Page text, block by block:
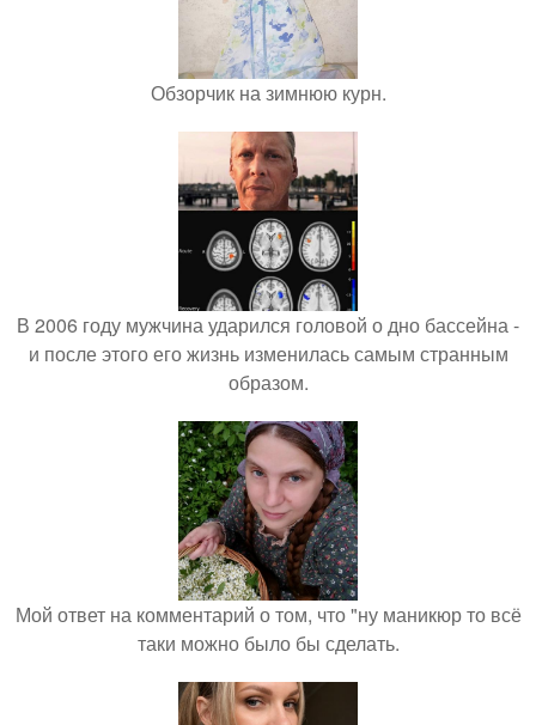
Обзорчик на зимнюю курн.
В 2006 году мужчина ударился головой о дно бассейна -
и после этого его жизнь изменилась самым странным
образом.
Мой ответ на комментарий о том, что "ну маникюр то всё
таки можно было бы сделать.